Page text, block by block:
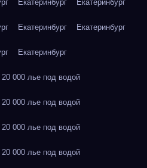
Екатеринбург Екатеринбург
Екатеринбург Екатеринбург
Екатеринбург
000 лье под водой
000 лье под водой
000 лье под водой
000 лье под водой